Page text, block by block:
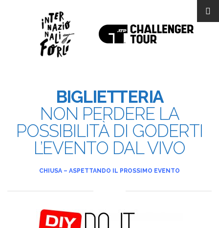
BIGLIETTERIA
NON PERDERE LA
POSSIBILITÀ DI GODERTI
L’EVENTO DAL VIVO
CHIUSA – ASPETTANDO IL PROSSIMO EVENTO